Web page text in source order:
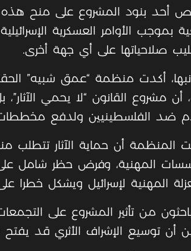
أحد بنود المشروع على منح هذه
بموجب الأوامر العسكرية
صلاحياتها على أي جهة أخرى.
أكدت منظمة “عمق شبيه”
أن مشروع القانون “لا يحمي
ضد الفلسطينيين ولدفع
المنظمة أن حماية الآثار تتطلب
المهنية، وفرض حظر شامل على
المهنية لإسرائيل ويشكل خطرا على
من تأثير المشروع على
أن توسيع الإشراف الأثري قد